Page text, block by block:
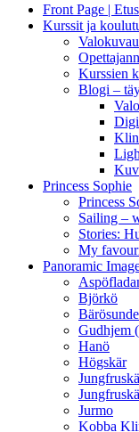
Close
Menu
Front Page |
Kurssit ja
Kurssien
Blogi –
Princess Sophie
Princess
Sailing –
Stories:
My
Panoramic
Björkö
Gudhjem
Hanö
Högskär
Jurmo
Kobba